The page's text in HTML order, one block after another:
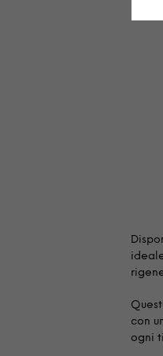
con
ogni